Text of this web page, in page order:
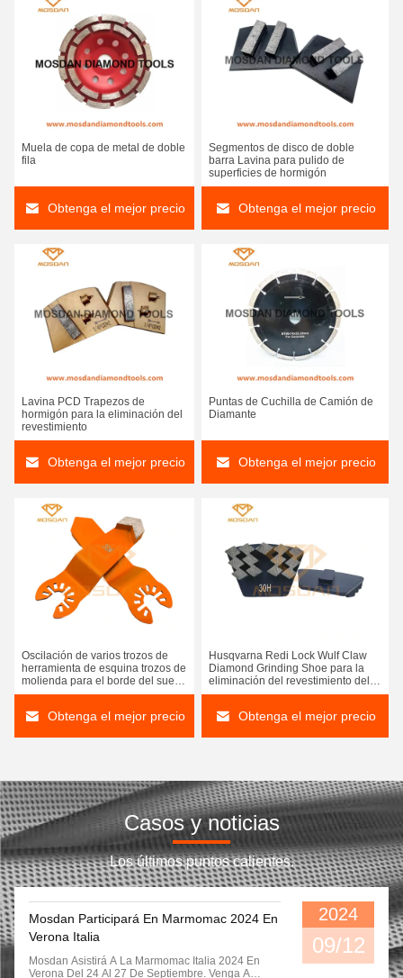
Muela de copa de metal de doble
fila
Obtenga el mejor precio
Segmentos de disco de doble
barra Lavina para pulido de
superficies de hormigón
Obtenga el mejor precio
Lavina PCD Trapezos de
hormigón para la eliminación del
revestimiento
Obtenga el mejor precio
Puntas de Cuchilla de Camión de
Diamante
Obtenga el mejor precio
Oscilación de varios trozos de
herramienta de esquina trozos de
molienda para el borde del suelo
de hormigón
Obtenga el mejor precio
Husqvarna Redi Lock Wulf Claw
Diamond Grinding Shoe para la
eliminación del revestimiento del
suelo de concreto
Obtenga el mejor precio
Casos y noticias
Los últimos puntos calientes.
Mosdan Participará En Marmomac 2024 En
Verona Italia
Mosdan Asistirá A La Marmomac Italia 2024 En
Verona Del 24 Al 27 De Septiembre. Venga A
2024
09/12